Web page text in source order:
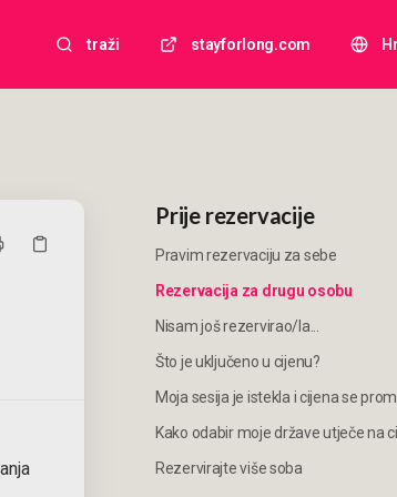
traži stayforlong.com
Prije rezervacije
Pravim rezervaciju za sebe
Rezervacija za drugu osobu
Nisam još rezervirao/la...
Što je uključeno u cijenu?
Moja sesija je istekla i cijena se
Kako odabir moje države utječe na
Rezervirajte više soba